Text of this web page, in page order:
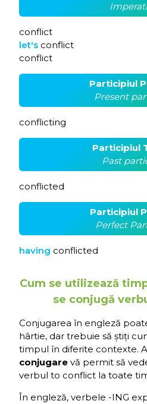
conflict
let's conflict
conflict
Participiul
Present
conflicting
Participiul
Past
conflicted
Participiul
Perfect
having conflicted
Cum se utilizează
se conjugă
Conjugarea în engleză
hârtie, dar trebuie să știți
timpul în diferite contexte.
conjugare vă permit să
verbul to conflict la toate
În engleză, verbele -ING